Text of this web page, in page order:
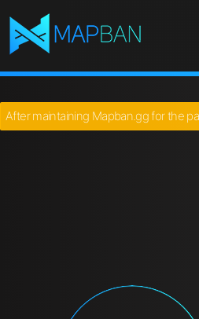
After maintaining Mapban.gg for the